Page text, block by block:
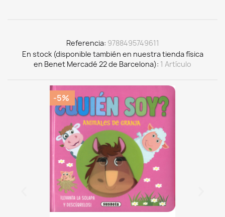
Referencia 9788495749611
En stock (disponible también en nuestra tienda física
en Benet Mercadé 22 de Barcelona) 1 Artículo
-5%